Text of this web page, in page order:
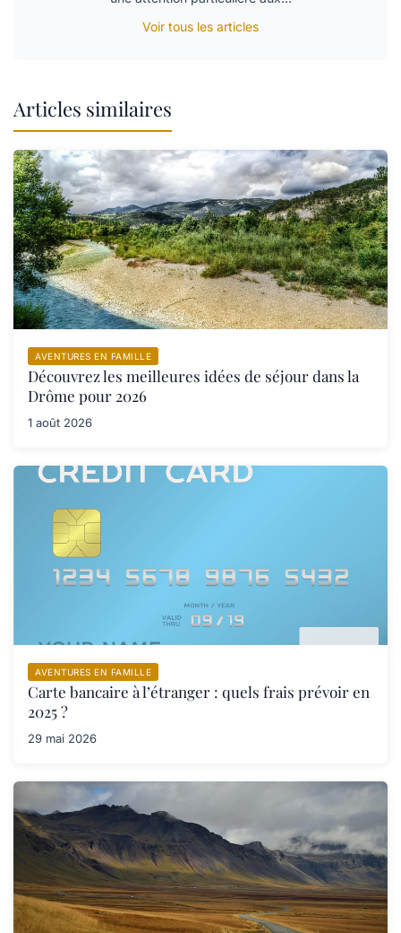
Voir tous les articles
Articles similaires
AVENTURES EN FAMILLE
Découvrez les meilleures idées de séjour dans la
Drôme pour 2026
1 août 2026
AVENTURES EN FAMILLE
Carte bancaire à l’étranger : quels frais prévoir en
2025 ?
29 mai 2026